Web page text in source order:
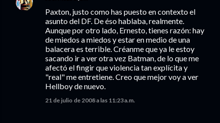
Paxton, justo como has puesto en contexto el
asunto del DF. De éso hablaba, realmente.
Aunque por otro lado, Ernesto, tienes razón: hay
de miedos a miedos y estar en medio de una
balacera es terrible. Créanme que ya le estoy
sacando ir a ver otra vez Batman, de lo que me
afectó el fingir que violencia tan explícita y
"real" me entretiene. Creo que mejor voy a ver
Hellboy de nuevo.
21 de julio de 2008 a las 11:23 a.m.